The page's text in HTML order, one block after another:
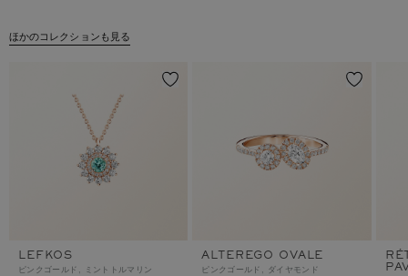
ほかのコレクションも見る
LEFKOS
ピンクゴールド, ミントトルマリン
ALTEREGO OVALE
ピンクゴールド, ダイヤモンド